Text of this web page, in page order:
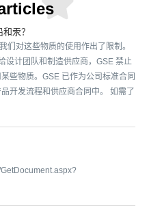
汞？
们对这些物质的使用作出了限制。
设计团队和制造供应商，GSE 禁止
些物质。GSE 已作为公司标准合同
开发流程和供应商合同中。 如需了